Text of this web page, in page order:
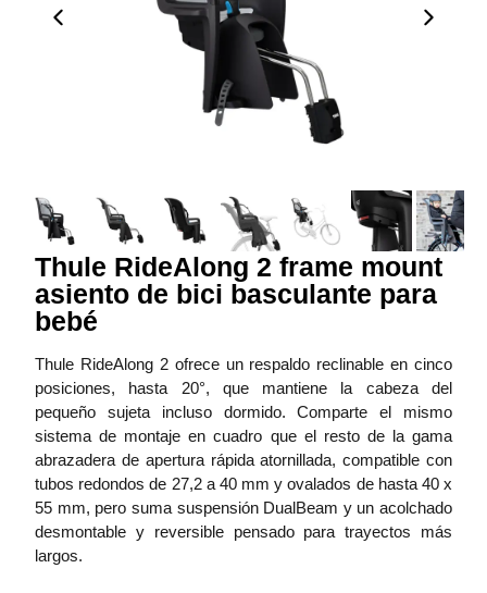
Thule RideAlong 2 frame mount
asiento de bici basculante para
bebé
Thule RideAlong 2 ofrece un respaldo reclinable en cinco
posiciones, hasta 20°, que mantiene la cabeza del
pequeño sujeta incluso dormido. Comparte el mismo
sistema de montaje en cuadro que el resto de la gama
abrazadera de apertura rápida atornillada, compatible con
tubos redondos de 27,2 a 40 mm y ovalados de hasta 40 x
55 mm, pero suma suspensión DualBeam y un acolchado
desmontable y reversible pensado para trayectos más
largos.